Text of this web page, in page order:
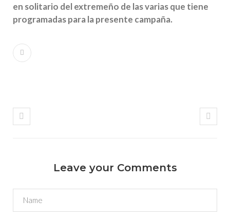
en solitario del extremeño de las varias que tiene
programadas para la presente campaña.
Leave your Comments